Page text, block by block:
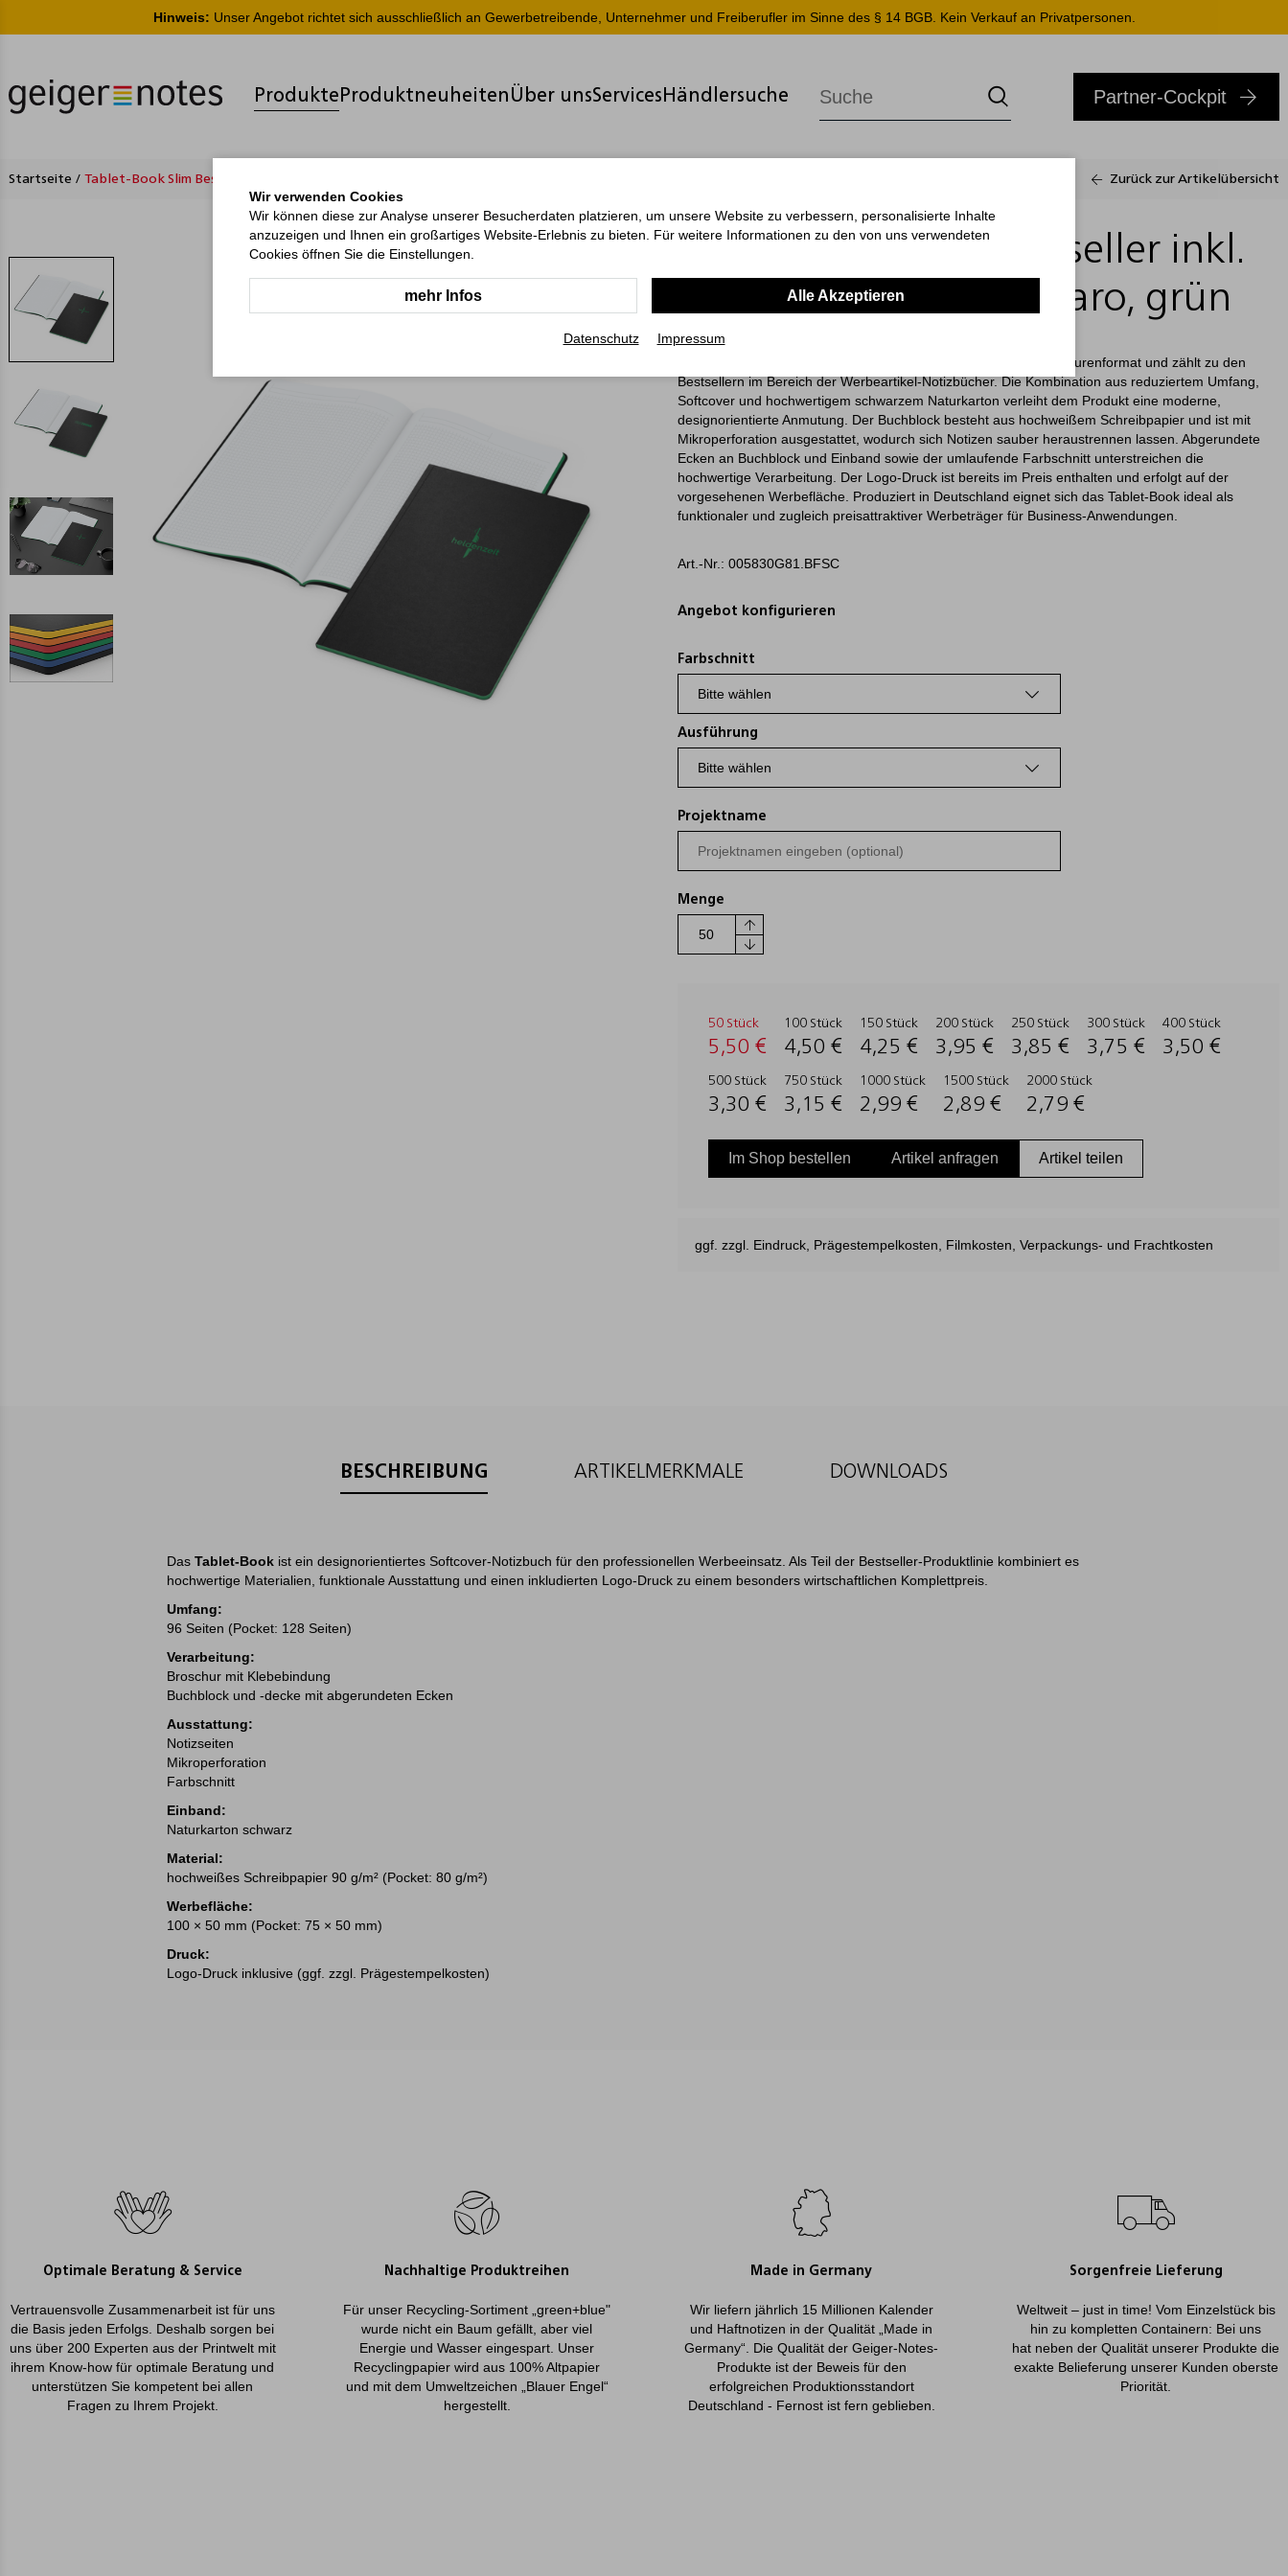
Hinweis: Unser Angebot richtet sich ausschließlich an Gewerbetreibende, Unternehmer und Freiberufler im Sinne des § 14 BGB. Kein Verkauf an Privatpersonen.
ProdukteProduktneuheiten Über unsServicesHändlersuche Partner-Cockpit
Startseite / Tablet-Book Slim Bestseller inkl. Prägung Zurück zur Artikelübersicht
Tablet-Book Slim Bestseller inkl.
Prägung, A4, Winkelkaro, grün
Das Tablet-Book ist ein kompaktes Business-Notizbuch im Broschurenformat und zählt zu den
Bestsellern im Bereich der Werbeartikel-Notizbücher. Die Kombination aus reduziertem Umfang,
Softcover und hochwertigem schwarzem Naturkarton verleiht dem Produkt eine moderne,
designorientierte Anmutung. Der Buchblock besteht aus hochweißem Schreibpapier und ist mit
Mikroperforation ausgestattet, wodurch sich Notizen sauber heraustrennen lassen. Abgerundete
Ecken an Buchblock und Einband sowie der umlaufende Farbschnitt unterstreichen die
hochwertige Verarbeitung. Der Logo-Druck ist bereits im Preis enthalten und erfolgt auf der
vorgesehenen Werbefläche. Produziert in Deutschland eignet sich das Tablet-Book ideal als
funktionaler und zugleich preisattraktiver Werbeträger für Business-Anwendungen.
Art.-Nr.: 005830G81.BFSC
Angebot konfigurieren
Farbschnitt
Ausführung
Projektname
Menge
50 Stück
5,50 €
100 Stück
4,50 €
150 Stück
4,25 €
200 Stück
3,95 €
250 Stück
3,85 €
300 Stück
3,75 €
400 Stück
3,50 €
500 Stück
3,30 €
750 Stück
3,15 €
1000 Stück
2,99 €
1500 Stück
2,89 €
2000 Stück
2,79 €
Im Shop bestellen Artikel anfragen Artikel teilen
ggf. zzgl. Eindruck, Prägestempelkosten, Filmkosten, Verpackungs- und Frachtkosten
BESCHREIBUNG ARTIKELMERKMALE DOWNLOADS
Das Tablet-Book ist ein designorientiertes Softcover-Notizbuch für den professionellen Werbeeinsatz. Als Teil der Bestseller-Produktlinie kombiniert es
hochwertige Materialien, funktionale Ausstattung und einen inkludierten Logo-Druck zu einem besonders wirtschaftlichen Komplettpreis.
Umfang:
96 Seiten (Pocket: 128 Seiten)
Verarbeitung:
Broschur mit Klebebindung
Buchblock und -decke mit abgerundeten Ecken
Ausstattung:
Notizseiten
Mikroperforation
Farbschnitt
Einband:
Naturkarton schwarz
Material:
hochweißes Schreibpapier 90 g/m² (Pocket: 80 g/m²)
Werbefläche:
100 × 50 mm (Pocket: 75 × 50 mm)
Druck:
Logo-Druck inklusive (ggf. zzgl. Prägestempelkosten)
Optimale Beratung & Service
Vertrauensvolle Zusammenarbeit ist für uns
die Basis jeden Erfolgs. Deshalb sorgen bei
uns über 200 Experten aus der Printwelt mit
ihrem Know-how für optimale Beratung und
unterstützen Sie kompetent bei allen
Fragen zu Ihrem Projekt.
Nachhaltige Produktreihen
Für unser Recycling-Sortiment „green+blue"
wurde nicht ein Baum gefällt, aber viel
Energie und Wasser eingespart. Unser
Recyclingpapier wird aus 100% Altpapier
und mit dem Umweltzeichen „Blauer Engel“
hergestellt.
Made in Germany
Wir liefern jährlich 15 Millionen Kalender
und Haftnotizen in der Qualität „Made in
Germany“. Die Qualität der Geiger-Notes-
Produkte ist der Beweis für den
erfolgreichen Produktionsstandort
Deutschland - Fernost ist fern geblieben.
Sorgenfreie Lieferung
Weltweit – just in time! Vom Einzelstück bis
hin zu kompletten Containern: Bei uns
hat neben der Qualität unserer Produkte die
exakte Belieferung unserer Kunden oberste
Priorität.
Wir verwenden Cookies
Wir können diese zur Analyse unserer Besucherdaten platzieren, um unsere Website zu verbessern, personalisierte Inhalte
anzuzeigen und Ihnen ein großartiges Website-Erlebnis zu bieten. Für weitere Informationen zu den von uns verwendeten
Cookies öffnen Sie die Einstellungen.
mehr Infos Alle Akzeptieren
Datenschutz Impressum